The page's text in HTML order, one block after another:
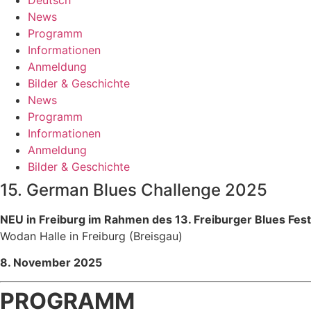
News
Programm
Informationen
Anmeldung
Bilder & Geschichte
News
Programm
Informationen
Anmeldung
Bilder & Geschichte
15. German Blues Challenge 2025
NEU in Freiburg im Rahmen des 13. Freiburger Blues
Wodan Halle in Freiburg (Breisgau)
8. November 2025
PROGRAMM